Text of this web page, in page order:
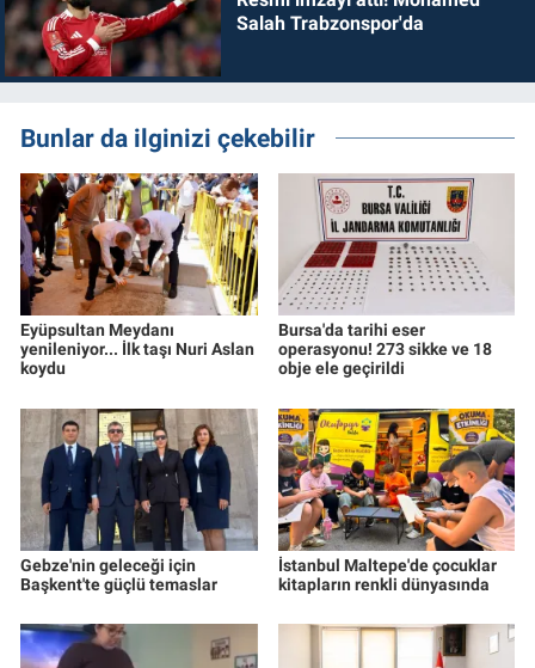
Salah Trabzonspor'da
Bunlar da ilginizi çekebilir
Eyüpsultan Meydanı
yenileniyor... İlk taşı Nuri Aslan
koydu
Bursa'da tarihi eser
operasyonu! 273 sikke ve 18
obje ele geçirildi
Gebze'nin geleceği için
Başkent'te güçlü temaslar
İstanbul Maltepe'de çocuklar
kitapların renkli dünyasında